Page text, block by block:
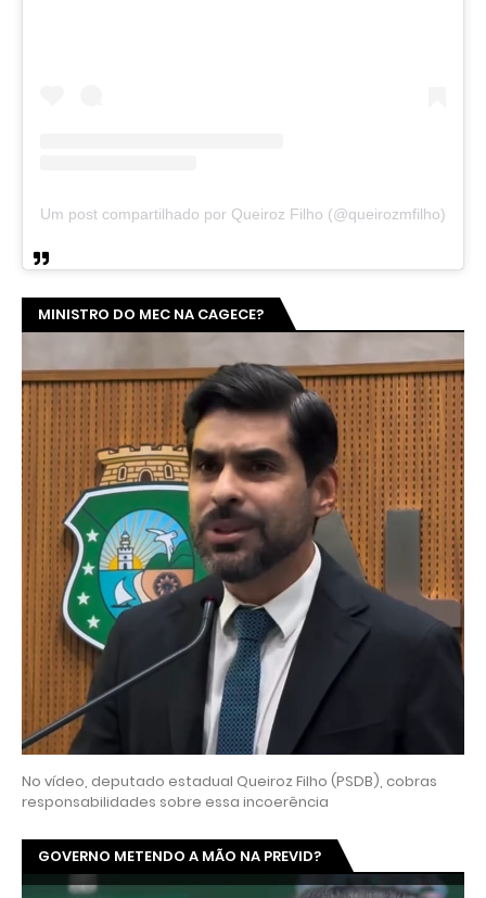
Um post compartilhado por Queiroz Filho (@queirozmfilho)
MINISTRO DO MEC NA CAGECE?
No vídeo, deputado estadual Queiroz Filho (PSDB), cobras
responsabilidades sobre essa incoerência
GOVERNO METENDO A MÃO NA PREVID?